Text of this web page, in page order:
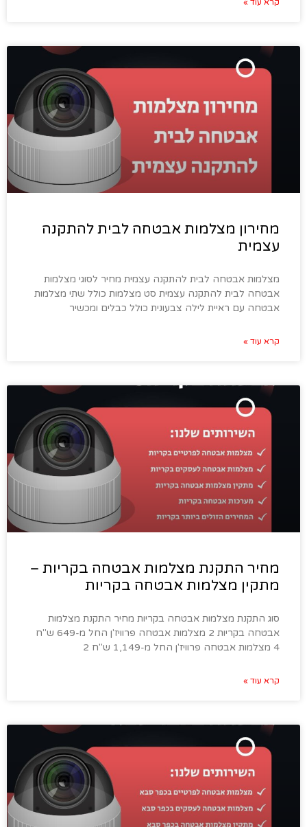
קרא עוד »
מחירון מצלמות אבטחה לבית להתקנה
עצמית
מצלמות אבטחה לבית להתקנה עצמית מחיר לסוגי מצלמות
אבטחה לבית להתקנה עצמית סט מצלמות כולל שתי מצלמות
אבטחה עם ראיית לילה צבעונית כולל כבלים ומכשיר
קרא עוד »
מחיר התקנת מצלמות אבטחה בקריות –
מתקין מצלמות אבטחה בקריות
סוג התקנת מצלמות אבטחה בקריות מחיר התקנת מצלמות
אבטחה בקריות 2 מצלמות אבטחה פרוויז'ן החל מ-649 ש"ח
4 מצלמות אבטחה פרוויז'ן החל מ-1,149 ש"ח 2
קרא עוד »